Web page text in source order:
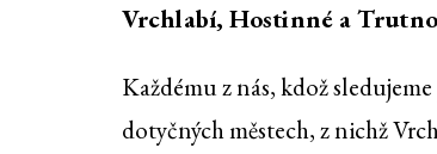
Vrchlabí, Hostinné a
Každému z nás, kdož
dotyčných městech, z nichž